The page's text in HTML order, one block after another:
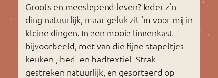
Groots en meeslepend leven? Ieder z'n
ding natuurlijk, maar geluk zit 'm voor mij in
kleine dingen. In een mooie linnenkast
bijvoorbeeld, met van die fijne stapeltjes
keuken-, bed- en badtextiel. Strak
gestreken natuurlijk, en gesorteerd op